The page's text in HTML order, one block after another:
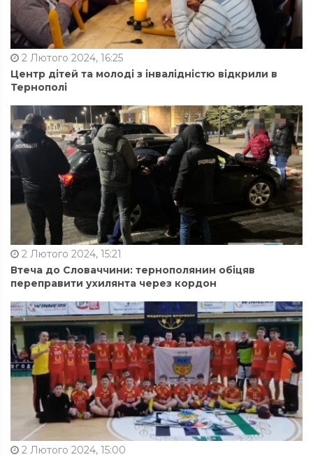
2 Лютого 2024, 16:25
Центр дітей та молоді з інвалідністю відкрили в
Тернополі
2 Лютого 2024, 15:21
Втеча до Словаччини: тернополянин обіцяв
переправити ухилянта через кордон
2 Лютого 2024, 15:00